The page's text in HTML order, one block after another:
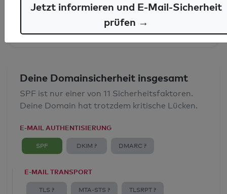
E-Mail-Spoofingschutz: Gut
Deine Domainsicherheit insgesamt
SPF ist nur einer von 11 Sicherheitsfaktoren.
Deine Domain hat trotzdem kritische Lücken.
E-MAIL AUTHENTISIERUNG
SPF DKIM ? DMARC ?
E-MAIL TRANSPORT
TLS ? MTA-STS ? TLSRPT ?
Jetzt informieren und E-Mail-Sicherheit
prüfen →